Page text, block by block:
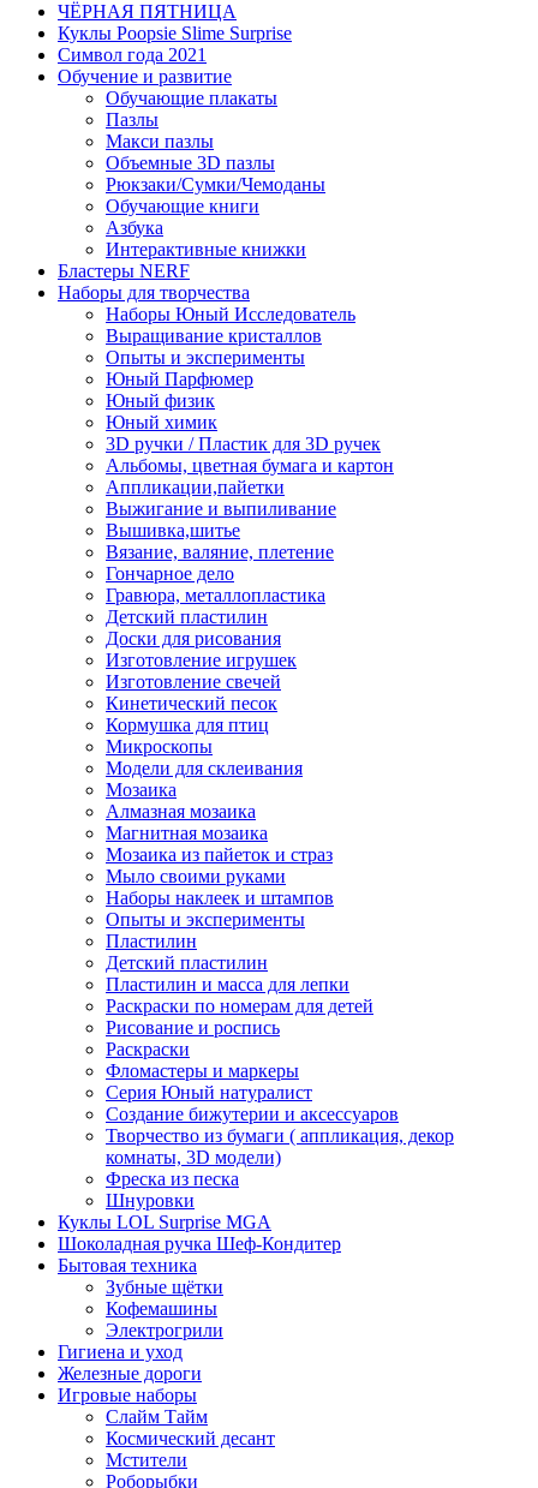
ЧЁРНАЯ ПЯТНИЦА
Куклы Poopsie Slime Surprise
Символ года 2021
Обучение и развитие
Обучающие плакаты
Пазлы
Макси пазлы
Объемные 3D пазлы
Рюкзаки/Сумки/Чемоданы
Обучающие книги
Азбука
Интерактивные книжки
Бластеры NERF
Наборы для творчества
Наборы Юный Исследователь
Выращивание кристаллов
Опыты и эксперименты
Юный Парфюмер
Юный физик
Юный химик
3D ручки / Пластик для 3D ручек
Альбомы, цветная бумага и картон
Аппликации,пайетки
Выжигание и выпиливание
Вышивка,шитье
Вязание, валяние, плетение
Гончарное дело
Гравюра, металлопластика
Детский пластилин
Доски для рисования
Изготовление игрушек
Изготовление свечей
Кинетический песок
Кормушка для птиц
Микроскопы
Модели для склеивания
Мозаика
Алмазная мозаика
Магнитная мозаика
Мозаика из пайеток и страз
Мыло своими руками
Наборы наклеек и штампов
Опыты и эксперименты
Пластилин
Детский пластилин
Пластилин и масса для лепки
Раскраски по номерам для детей
Рисование и роспись
Раскраски
Фломастеры и маркеры
Серия Юный натуралист
Создание бижутерии и аксессуаров
Творчество из бумаги ( аппликация, декор
комнаты, 3D модели)
Фреска из песка
Шнуровки
Куклы LOL Surprise MGA
Шоколадная ручка Шеф-Кондитер
Бытовая техника
Зубные щётки
Кофемашины
Электрогрили
Гигиена и уход
Железные дороги
Игровые наборы
Слайм Тайм
Космический десант
Мстители
Роборыбки